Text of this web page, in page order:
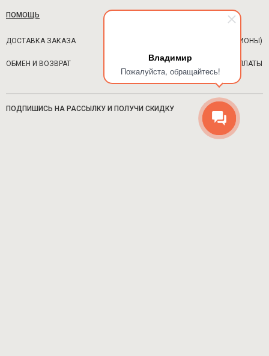
Владимир
Пожалуйста, обращайтесь!
ПОМОЩЬ
ДОСТАВКА ЗАКАЗА ОПЛАТА (РЕГИОНЫ)
ОБМЕН И ВОЗВРАТ ВОЗВРАТ ОПЛАТЫ
ПОДПИШИСЬ НА РАССЫЛКУ И ПОЛУЧИ СКИДКУ